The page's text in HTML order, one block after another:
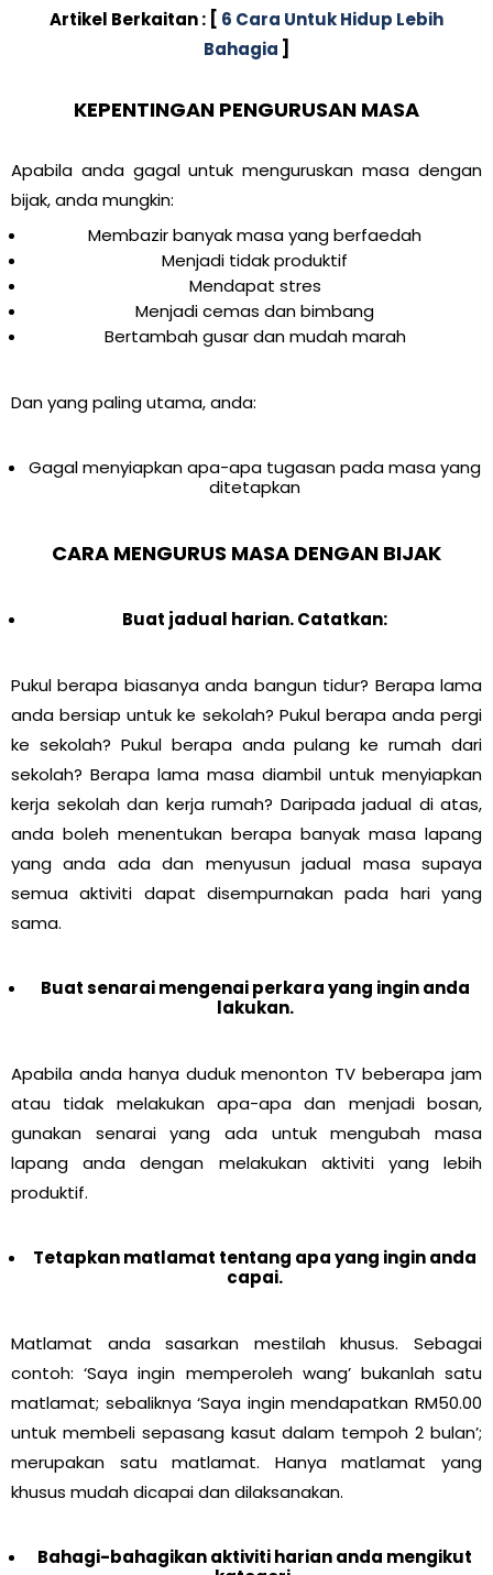
Artikel Berkaitan : [ 6 Cara Untuk Hidup Lebih
Bahagia ]
KEPENTINGAN PENGURUSAN MASA
Apabila anda gagal untuk menguruskan masa dengan
bijak, anda mungkin:
Membazir banyak masa yang berfaedah
Menjadi tidak produktif
Mendapat stres
Menjadi cemas dan bimbang
Bertambah gusar dan mudah marah
Dan yang paling utama, anda:
Gagal menyiapkan apa-apa tugasan pada masa yang
ditetapkan
CARA MENGURUS MASA DENGAN BIJAK
Buat jadual harian. Catatkan:
Pukul berapa biasanya anda bangun tidur? Berapa lama
anda bersiap untuk ke sekolah? Pukul berapa anda pergi
ke sekolah? Pukul berapa anda pulang ke rumah dari
sekolah? Berapa lama masa diambil untuk menyiapkan
kerja sekolah dan kerja rumah? Daripada jadual di atas,
anda boleh menentukan berapa banyak masa lapang
yang anda ada dan menyusun jadual masa supaya
semua aktiviti dapat disempurnakan pada hari yang
sama.
Buat senarai mengenai perkara yang ingin anda
lakukan.
Apabila anda hanya duduk menonton TV beberapa jam
atau tidak melakukan apa-apa dan menjadi bosan,
gunakan senarai yang ada untuk mengubah masa
lapang anda dengan melakukan aktiviti yang lebih
produktif.
Tetapkan matlamat tentang apa yang ingin anda
capai.
Matlamat anda sasarkan mestilah khusus. Sebagai
contoh: ‘Saya ingin memperoleh wang’ bukanlah satu
matlamat; sebaliknya ‘Saya ingin mendapatkan RM50.00
untuk membeli sepasang kasut dalam tempoh 2 bulan’;
merupakan satu matlamat. Hanya matlamat yang
khusus mudah dicapai dan dilaksanakan.
Bahagi-bahagikan aktiviti harian anda mengikut